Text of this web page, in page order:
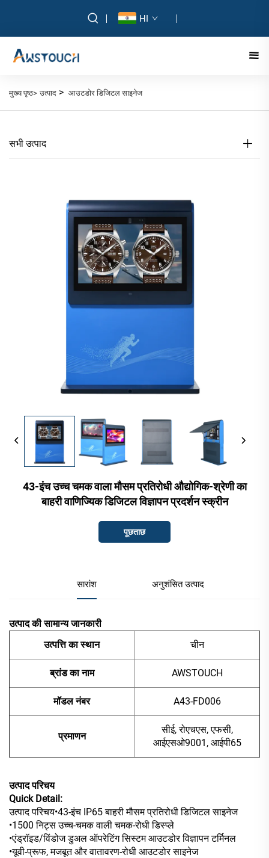
HI
मुख्य पृष्ठ> उत्पाद > आउटडोर डिजिटल साइनेज
सभी उत्पाद
43-इंच उच्च चमक वाला मौसम प्रतिरोधी औद्योगिक-श्रेणी का
बाहरी वाणिज्यिक डिजिटल विज्ञापन प्रदर्शन स्क्रीन
पूछताछ
सारांश अनुशंसित उत्पाद
उत्पाद की सामान्य जानकारी
उत्पत्ति का स्थान
चीन
ब्रांड का नाम AWSTOUCH
मॉडल नंबर A43-FD006
प्रमाणन
सीई, रोएचएस, एफसी,
आईएसओ9001, आईपी65
उत्पाद परिचय
Quick Detail:
उत्पाद परिचय•43-इंच IP65 बाहरी मौसम प्रतिरोधी डिजिटल साइनेज
•1500 निट्स उच्च-चमक वाली चमक-रोधी डिस्प्ले
•एंड्रॉइड/विंडोज डुअल ऑपरेटिंग सिस्टम आउटडोर विज्ञापन टर्मिनल
•यूवी-प्रूफ, मजबूत और वातावरण-रोधी आउटडोर साइनेज